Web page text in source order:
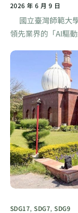
2026 年 6 月 9 日
國立臺灣師範大
領先業界的「AI驅
SDG17,SDG7,SDG9